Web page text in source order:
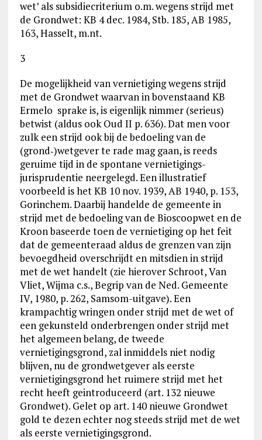
wet’ als subsidiecriterium o.m. wegens strijd met
de Grondwet: KB 4 dec. 1984, Stb. 185, AB 1985,
163, Hasselt, m.nt.
3
De mogelijkheid van vernietiging wegens strijd
met de Grondwet waarvan in bovenstaand KB
Ermelo sprake is, is eigenlijk nimmer (serieus)
betwist (aldus ook Oud II p. 636). Dat men voor
zulk een strijd ook bij de bedoeling van de
(grond‑)wetgever te rade mag gaan, is reeds
geruime tijd in de spontane vernietigings-
jurisprudentie neergelegd. Een illustratief
voorbeeld is het KB 10 nov. 1939, AB 1940, p. 153,
Gorinchem. Daarbij handelde de gemeente in
strijd met de bedoeling van de Bioscoopwet en de
Kroon baseerde toen de vernietiging op het feit
dat de gemeenteraad aldus de grenzen van zijn
bevoegdheid overschrijdt en mitsdien in strijd
met de wet handelt (zie hierover Schroot, Van
Vliet, Wijma c.s., Begrip van de Ned. Gemeente
IV, 1980, p. 262, Samsom-uitgave). Een
krampachtig wringen onder strijd met de wet of
een gekunsteld onderbrengen onder strijd met
het algemeen belang, de tweede
vernietigingsgrond, zal inmiddels niet nodig
blijven, nu de grondwetgever als eerste
vernietigingsgrond het ruimere strijd met het
recht heeft geintroduceerd (art. 132 nieuwe
Grondwet). Gelet op art. 140 nieuwe Grondwet
gold te dezen echter nog steeds strijd met de wet
als eerste vernietigingsgrond.